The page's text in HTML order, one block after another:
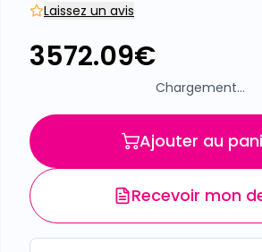
Laissez un avis
3572.09€
Chargement...
Ajouter au
Recevoir mon